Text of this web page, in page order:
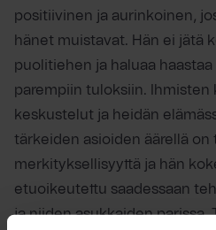
positiivinen ja aurinkoinen,
hänet muistavat. Hän ei jätä
puolitiehen ja haluaa
parempiin tuloksiin. Ihmisten
keskustelut ja heidän
tärkeiden asioiden äärellä
merkityksellisyyttä ja hän
etuoikeutettu saadessaan
ja niiden asukkaiden parissa.